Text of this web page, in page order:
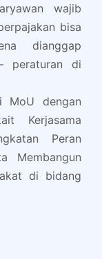
wajib
bisa
dianggap
peraturan di
MoU dengan
Kerjasama
Peran
Membangun
di bidang